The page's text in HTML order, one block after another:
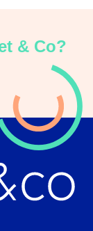
& Co?